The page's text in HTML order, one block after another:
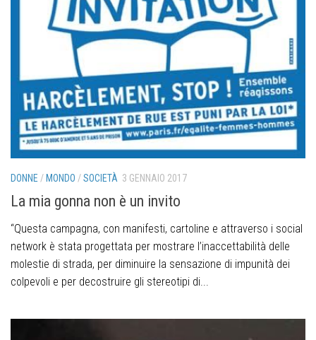
DONNE / MONDO /SOCIETÀ 3 GENNAIO 2017
La mia gonna non è un invito
“Questa campagna, con manifesti, cartoline e attraverso i social
network è stata progettata per mostrare l’inaccettabilità delle
molestie di strada, per diminuire la sensazione di impunità dei
colpevoli e per decostruire gli stereotipi di...